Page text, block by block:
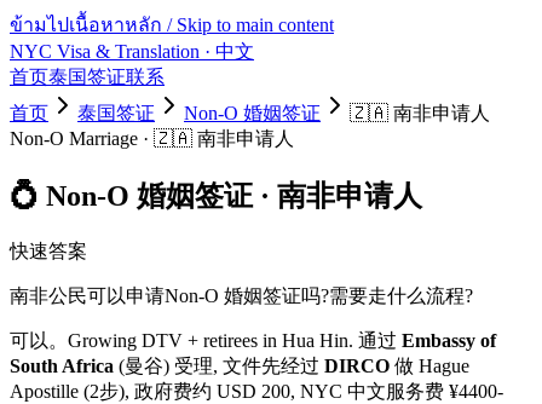
ข้ามไปเนื้อหาหลัก / Skip to main content
NYC Visa & Translation · 中文
首页泰国签证联系
首页
泰国签证 Non-O 婚姻签证 🇿🇦 南非申请人
Non-O Marriage · 🇿🇦 南非申请人
💍 Non-O 婚姻签证 · 南非申请人
快速答案
南非公民可以申请Non-O 婚姻签证吗?需要走什么流程?
可以。 Growing DTV + retirees in Hua Hin. 通过 Embassy of
South Africa (曼谷) 受理, 文件先经过 DIRCO 做 Hague
Apostille (2步), 政府费约 USD 200, NYC 中文服务费 ¥4400-